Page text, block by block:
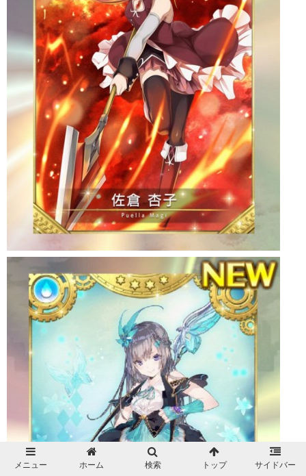
メニュー ホーム 検索 トップ サイドバー